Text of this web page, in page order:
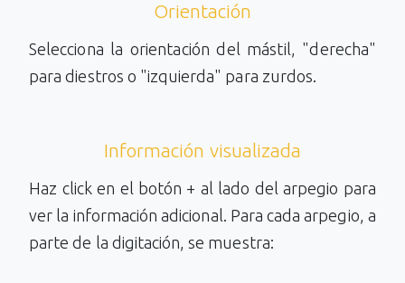
Orientación
Selecciona la orientación del mástil, "derecha"
para diestros o "izquierda" para zurdos.
Información visualizada
Haz click en el botón + al lado del arpegio para
ver la información adicional. Para cada arpegio, a
parte de la digitación, se muestra: